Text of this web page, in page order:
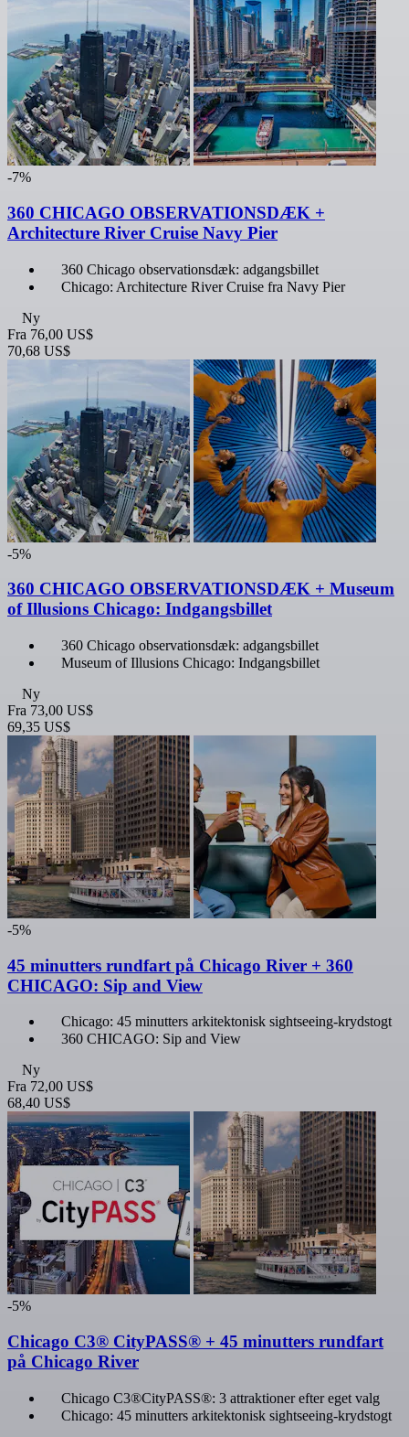
-7%
360 CHICAGO OBSERVATIONSDÆK +
Architecture River Cruise Navy Pier
360 Chicago observationsdæk: adgangsbillet
Chicago: Architecture River Cruise fra Navy Pier
Ny
Fra 76,00 US$
70,68 US$
-5%
360 CHICAGO OBSERVATIONSDÆK + Museum
of Illusions Chicago: Indgangsbillet
360 Chicago observationsdæk: adgangsbillet
Museum of Illusions Chicago: Indgangsbillet
Ny
Fra 73,00 US$
69,35 US$
-5%
45 minutters rundfart på Chicago River + 360
CHICAGO: Sip and View
Chicago: 45 minutters arkitektonisk sightseeing-krydstogt
360 CHICAGO: Sip and View
Ny
Fra 72,00 US$
68,40 US$
-5%
Chicago C3® CityPASS® + 45 minutters rundfart
på Chicago River
Chicago C3®CityPASS®: 3 attraktioner efter eget valg
Chicago: 45 minutters arkitektonisk sightseeing-krydstogt